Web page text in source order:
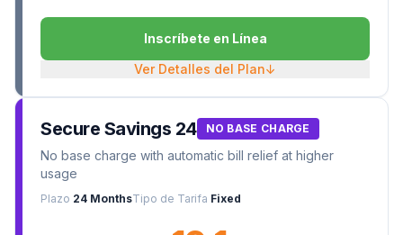
Inscríbete en Línea
Ver Detalles del Plan↓
Secure Savings 24 NO BASE CHARGE
No base charge with automatic bill relief at higher
usage
Plazo 24 MonthsTipo de Tarifa Fixed